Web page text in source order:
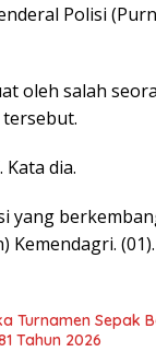
Polisi
oleh salah
Kata dia.
yang
Kemendagri. (01).
Turnamen Sepak
Tahun 2026